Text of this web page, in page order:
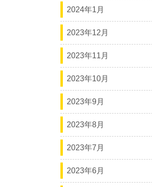
2024年1月
2023年12月
2023年11月
2023年10月
2023年9月
2023年8月
2023年7月
2023年6月